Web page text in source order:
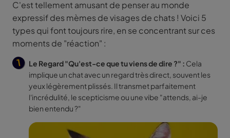
C'est tellement amusant de penser au monde
expressif des mèmes de visages de chats ! Voici 5
types qui font toujours rire, en se concentrant sur ces
moments de "réaction" :
Le Regard "Qu'est-ce que tu viens de dire ?" : Cela
implique un chat avec un regard très direct, souvent les
yeux légèrement plissés. Il transmet parfaitement
l'incrédulité, le scepticisme ou une vibe "attends, ai-je
bien entendu ?"